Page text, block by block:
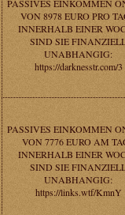
PASSIVES EINKOMMEN
VON 8978 EURO PRO
INNERHALB EINER
SIND SIE
UNABHANGIG:
https://darknesstr.com/3
PASSIVES EINKOMMEN
VON 7776 EURO AM
INNERHALB EINER
SIND SIE
UNABHANGIG:
https://links.wtf/KmnY